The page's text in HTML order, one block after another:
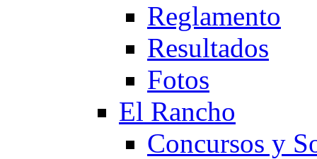
Reglamento
Resultados
Fotos
El Rancho
Concursos y